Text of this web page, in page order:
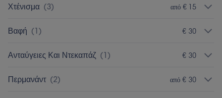
Χτένισμα (3) από € 15
Βαφή (1) € 30
Ανταύγειες Και Ντεκαπάζ (1) € 30
Περμανάντ (2) από € 30